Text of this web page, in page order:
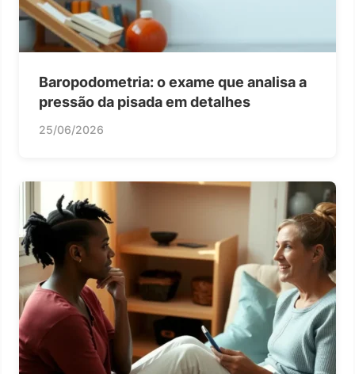
Baropodometria: o exame que analisa a
pressão da pisada em detalhes
25/06/2026